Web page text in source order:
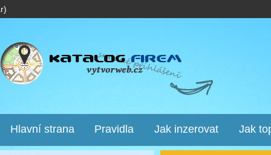
Hlavní strana Pravidla Jak inzerovat Jak